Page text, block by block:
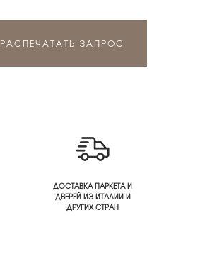
РАСПЕЧАТАТЬ ЗАПРОС
ДОСТАВКА ПАРКЕТА И
ДВЕРЕЙ ИЗ ИТАЛИИ И
ДРУГИХ СТРАН